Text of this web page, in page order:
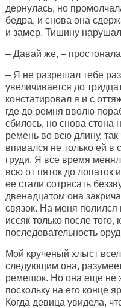
дернулась, но
бедра, и снова она
и замер. Тишину
– Давай же, –
– Я не разрешал тебе
увеличивается до
констатировал я и с
где до ремня вволю
сбилось, но снова стона
ремень во всю длину, так
впивался не только ей в
груди. Я все время
всю от пяток до лопаток
ее стали сотрясать
двенадцатом она
связок. На меня полился
иссяк только после
последовательность
Мой крученый хлыст
следующим она,
ремешок. Но она еще не
поскольку на его конце
Когда девица увидела,